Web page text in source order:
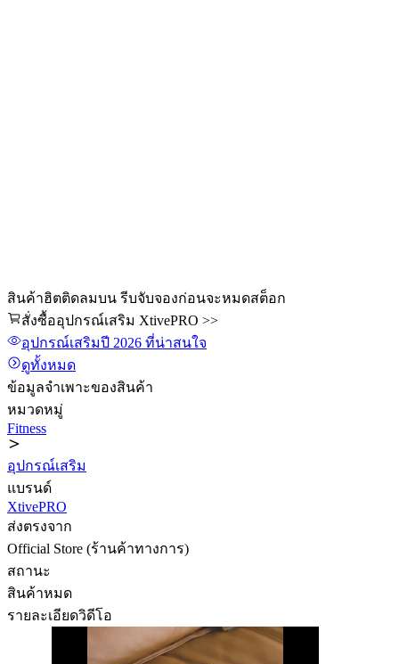
สินค้าฮิตติดลมบน รีบจับจองก่อนจะหมดสต็อก
สั่งซื้ออุปกรณ์เสริม XtivePRO >>
อุปกรณ์เสริมปี 2026 ที่น่าสนใจ
ดูทั้งหมด
ข้อมูลจำเพาะของสินค้า
หมวดหมู่
Fitness
อุปกรณ์เสริม
แบรนด์
XtivePRO
ส่งตรงจาก
Official Store (ร้านค้าทางการ)
สถานะ
สินค้าหมด
รายละเอียดวิดีโอ